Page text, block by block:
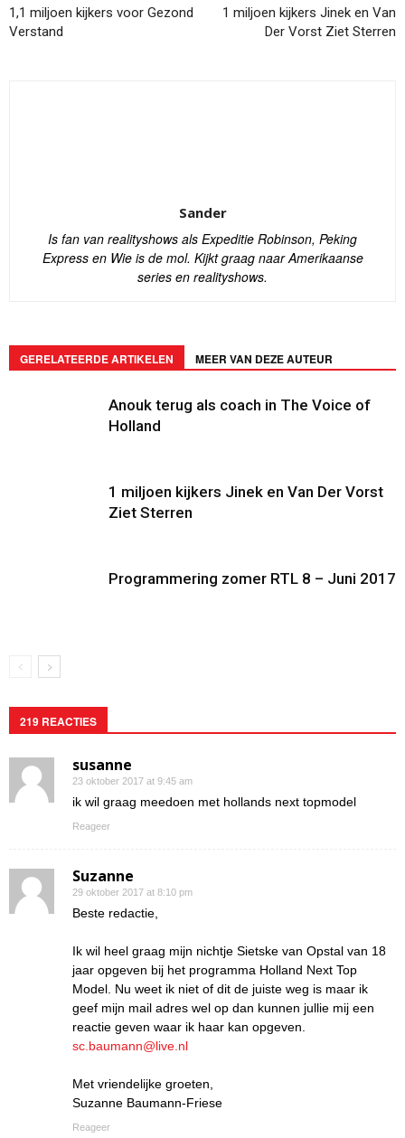
1,1 miljoen kijkers voor Gezond
Verstand
1 miljoen kijkers Jinek en Van
Der Vorst Ziet Sterren
Sander
Is fan van realityshows als Expeditie Robinson, Peking
Express en Wie is de mol. Kijkt graag naar Amerikaanse
series en realityshows.
GERELATEERDE ARTIKELEN MEER VAN DEZE AUTEUR
Anouk terug als coach in The Voice of
Holland
1 miljoen kijkers Jinek en Van Der Vorst
Ziet Sterren
Programmering zomer RTL 8 – Juni 2017
219 REACTIES
susanne
23 oktober 2017 at 9:45 am
ik wil graag meedoen met hollands next topmodel
Reageer
Suzanne
29 oktober 2017 at 8:10 pm
Beste redactie,
Ik wil heel graag mijn nichtje Sietske van Opstal van 18
jaar opgeven bij het programma Holland Next Top
Model. Nu weet ik niet of dit de juiste weg is maar ik
geef mijn mail adres wel op dan kunnen jullie mij een
reactie geven waar ik haar kan opgeven.
sc.baumann@live.nl
Met vriendelijke groeten,
Suzanne Baumann-Friese
Reageer